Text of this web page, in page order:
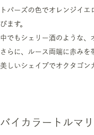
トパーズの色でオレンジイ
びます。
中でもシェリー酒のような
さらに、ルース両端に赤みを
美しいシェイプでオクタゴン
バイカラートルマ